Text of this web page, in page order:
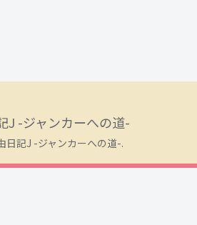
J -ジャンカーへの道-
日記J -ジャンカーへの道-.